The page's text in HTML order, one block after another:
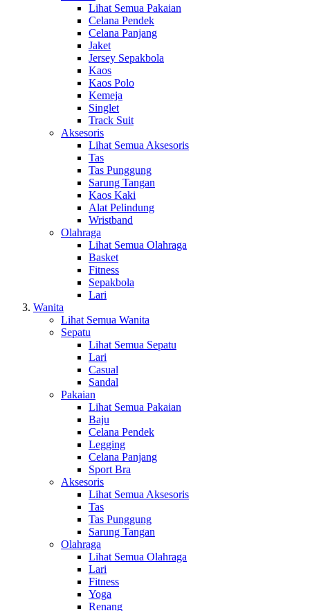
Lihat Semua Pakaian
Celana Pendek
Celana Panjang
Jaket
Jersey Sepakbola
Kaos
Kaos Polo
Kemeja
Singlet
Track Suit
Aksesoris
Lihat Semua Aksesoris
Tas
Tas Punggung
Sarung Tangan
Kaos Kaki
Alat Pelindung
Wristband
Olahraga
Lihat Semua Olahraga
Basket
Fitness
Sepakbola
Lari
Wanita
Lihat Semua Wanita
Sepatu
Lihat Semua Sepatu
Lari
Casual
Sandal
Pakaian
Lihat Semua Pakaian
Baju
Celana Pendek
Legging
Celana Panjang
Sport Bra
Aksesoris
Lihat Semua Aksesoris
Tas
Tas Punggung
Sarung Tangan
Olahraga
Lihat Semua Olahraga
Lari
Fitness
Yoga
Renang